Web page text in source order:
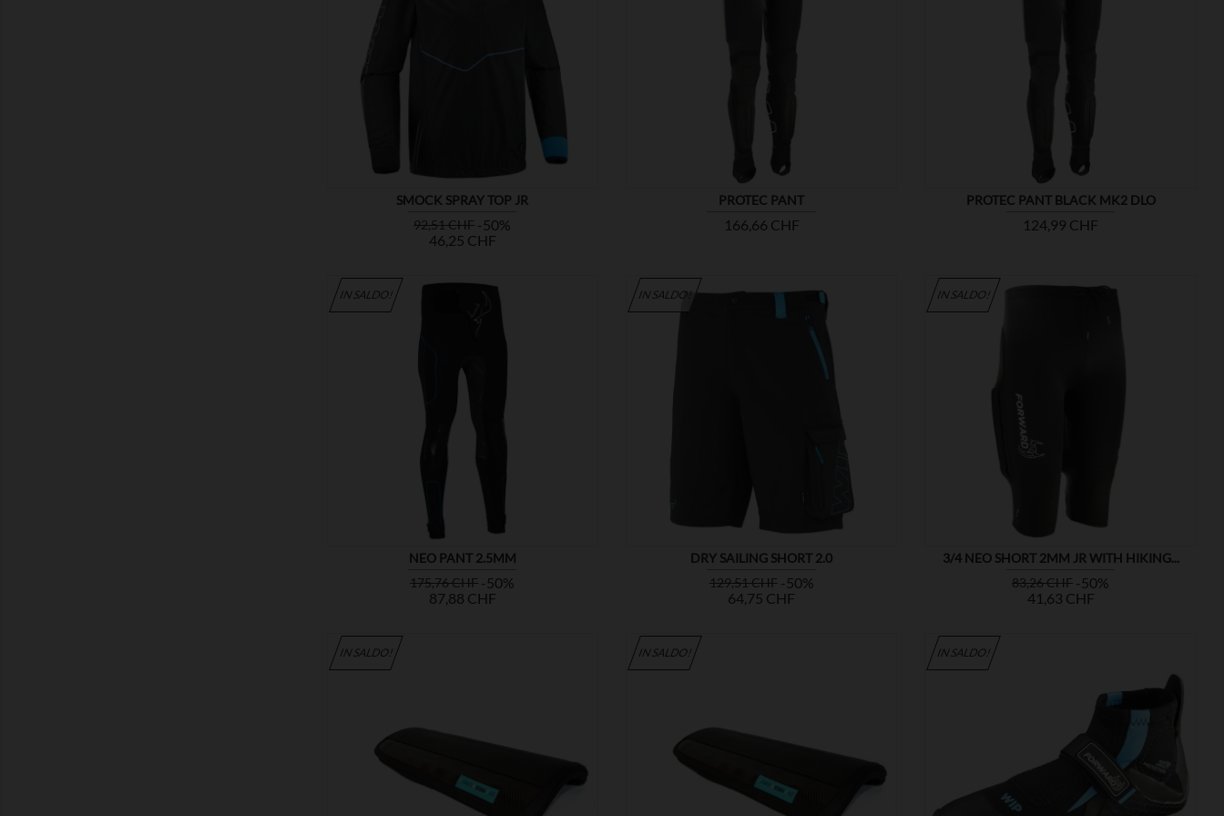
SMOCK SPRAY TOP JR
Prezzo
base
92,51 CHF -50%
46,25 CHF
MOSTRA 
PROTEC PANT
Prezzo
166,66 CHF
PROTEC PANT BLACK MK2 DLO
Prezzo
124,99 CHF
IN SALDO!
NEO PANT 2.5MM
Prezzo
base
175,76 CHF -50%
87,88 CHF

IN SALDO!
DRY SAILING SHORT 2.0
Prezzo
base
129,51 CHF -50%Prezzo
64,75 CHF
IN SALDO!
3/4 NEO SHORT 2MM JR WITH HIKING...
Prezzo
base
83,26 CHF -50%
41,63 CHF

IN SALDO!

IN SALDO!

IN SALDO!
MOSTRA 